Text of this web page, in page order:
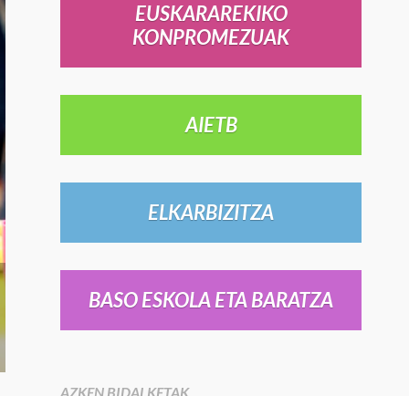
EUSKARAREKIKO
KONPROMEZUAK
AIETB
ELKARBIZITZA
BASO ESKOLA ETA BARATZA
AZKEN BIDALKETAK